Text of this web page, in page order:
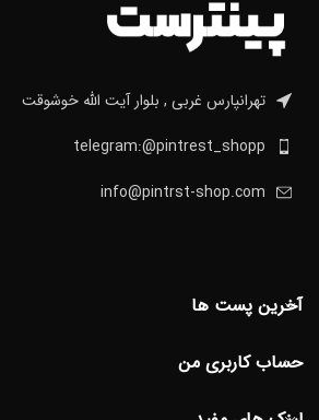
تهرانپارس غربی , بلوار آیت الله خوشوقت
telegram:@pintrest_shopp
info@pintrst-shop.com
آخرین پست ها
حساب کاربری من